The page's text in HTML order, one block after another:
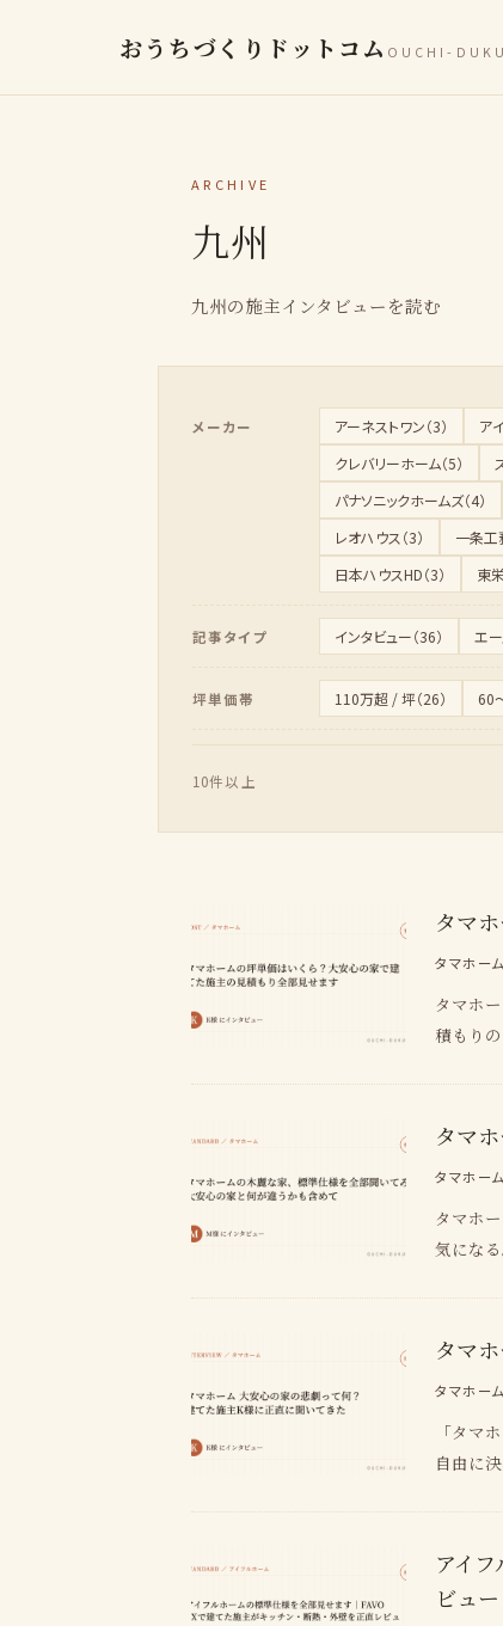
おうちづくりドットコム OUCHI-
ARCHIVE
九州
九州の施主インタビューを読む
メーカー アーネストワン（3） ア
クレバリーホーム（5）
パナソニックホームズ（4）
レオハウス（3）
一条工
日本ハウスHD（3）
東
記事タイプ インタビュー（36） エー
坪単価帯 110万超 / 坪（26） 60
10件以上
タマ
タマホーム
タマホ
積もり
タマ
タマホーム
タマホ
気にな
タマ
タマホーム
「タマ
自由に
アイ
ビュー